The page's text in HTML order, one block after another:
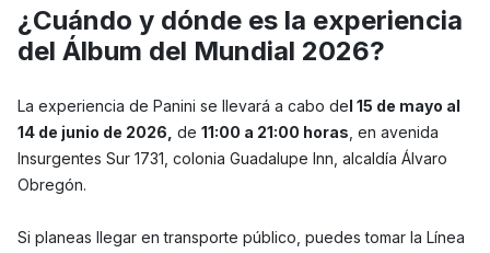
¿Cuándo y dónde es la experiencia
del Álbum del Mundial 2026?
La experiencia de Panini se llevará a cabo del 15 de mayo al
14 de junio de 2026, de 11:00 a 21:00 horas , en avenida
Insurgentes Sur 1731, colonia Guadalupe Inn, alcaldía Álvaro
Obregón.
Si planeas llegar en transporte público, puedes tomar la Línea